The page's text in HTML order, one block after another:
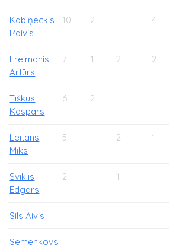
Kabiņeckis
Raivis
10 2 4
Freimanis
Artūrs
7 1 2 2
Tiškus
Kaspars
6 2
Leitāns
Miks
5 2 1
Sviklis
Edgars
2 1
Sils Aivis
Semenkovs